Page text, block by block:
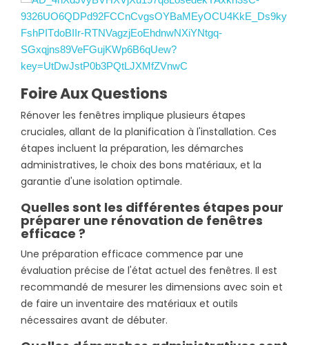
Foire Aux Questions
Rénover les fenêtres implique plusieurs étapes
cruciales, allant de la planification à l'installation. Ces
étapes incluent la préparation, les démarches
administratives, le choix des bons matériaux, et la
garantie d'une isolation optimale.
Quelles sont les différentes étapes pour
préparer une rénovation de fenêtres
efficace ?
Une préparation efficace commence par une
évaluation précise de l'état actuel des fenêtres. Il est
recommandé de mesurer les dimensions avec soin et
de faire un inventaire des matériaux et outils
nécessaires avant de débuter.